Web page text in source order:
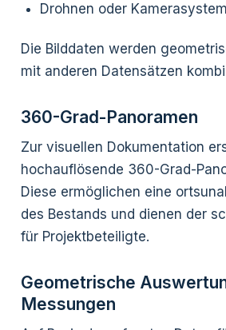
Drohnen oder
Die Bilddaten werden
mit anderen Datensätzen
360-Grad-Panoramen
Zur visuellen Dokumentation
hochauflösende 360-Grad-
Diese ermöglichen eine
des Bestands und dienen der
für Projektbeteiligte.
Geometrische
Messungen